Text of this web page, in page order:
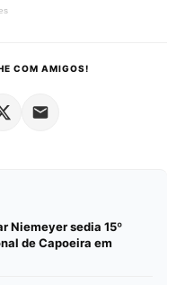
COM AMIGOS!
Niemeyer sedia 15º
de Capoeira em